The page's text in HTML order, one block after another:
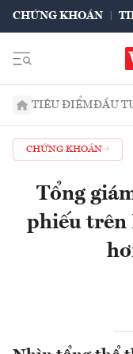
CHỨNG KHOÁN
TIÊU ĐIỂMĐẦU
CHỨNG KHOÁN
Tổng
phiếu trên